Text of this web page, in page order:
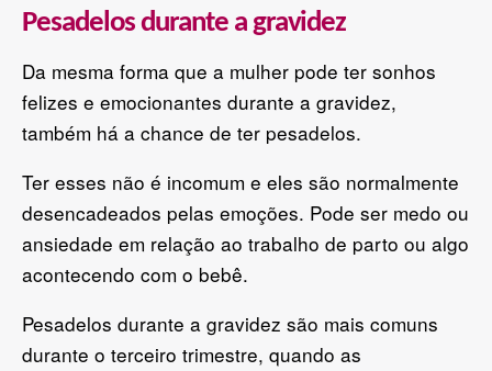
Pesadelos durante a gravidez
Da mesma forma que a mulher pode ter sonhos
felizes e emocionantes durante a gravidez,
também há a chance de ter pesadelos.
Ter esses não é incomum e eles são normalmente
desencadeados pelas emoções. Pode ser medo ou
ansiedade em relação ao trabalho de parto ou algo
acontecendo com o bebê.
Pesadelos durante a gravidez são mais comuns
durante o terceiro trimestre, quando as